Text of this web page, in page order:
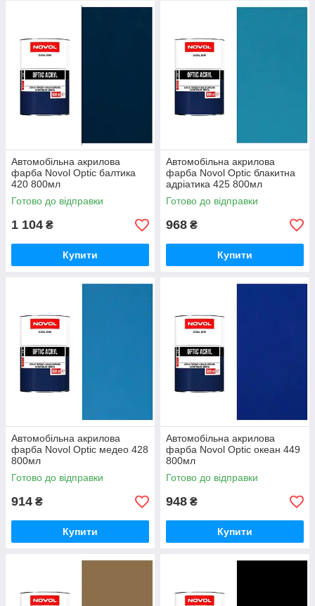
Автомобільна акрилова
фарба Novol Optic балтика
420 800мл
Готово до відправки
1 104 ₴
Купити
Автомобільна акрилова
фарба Novol Optic блакитна
адріатика 425 800мл
Готово до відправки
968 ₴
Купити
Автомобільна акрилова
фарба Novol Optic медео 428
800мл
Готово до відправки
914 ₴
Купити
Автомобільна акрилова
фарба Novol Optic океан 449
800мл
Готово до відправки
948 ₴
Купити